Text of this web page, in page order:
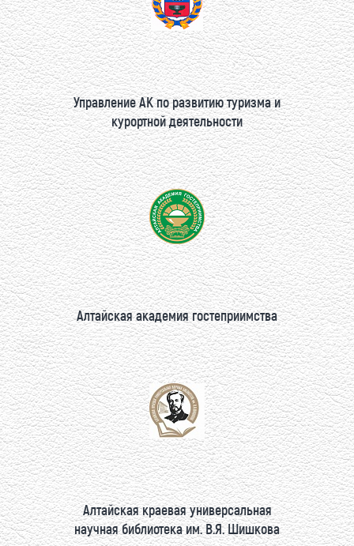
Управление АК по развитию туризма и
курортной деятельности
Алтайская академия гостеприимства
Алтайская краевая универсальная
научная библиотека им. В.Я. Шишкова